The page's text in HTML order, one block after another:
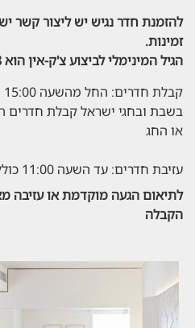
להזמנת חדר נגיש יש ליצור קשר
זמינות.
הגיל המינימלי לביצוע צ'ק-אין הוא 18
קבלת חדרים: החל מהשעה 15:00
בשבת ובחגי ישראל קבלת
או החג
עזיבת חדרים: עד השעה 11:00 כולל שבתות וחגים.
לתיאום הגעה מוקדמת או עזיבה
הקבלה